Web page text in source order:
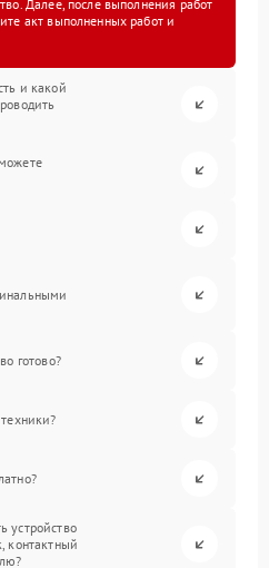
Далее, после выполнения работ
акт выполненных работ и
и какой
готово?
устройство
контактный